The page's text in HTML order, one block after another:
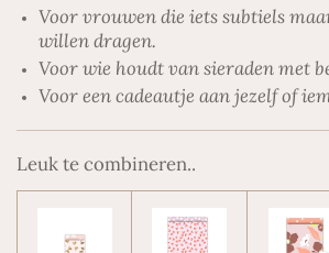
Voor vrouwen die iets subtiels
willen dragen.
Voor wie houdt van sieraden met
Voor een cadeautje aan jezelf of
Leuk te combineren..